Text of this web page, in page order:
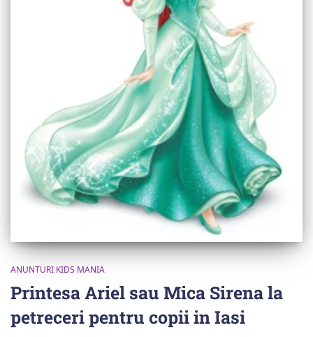
ANUNTURI KIDS MANIA
Printesa Ariel sau Mica Sirena la
petreceri pentru copii in Iasi